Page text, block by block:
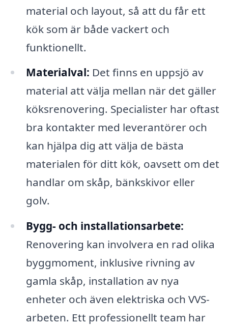
material och layout, så att du får ett
kök som är både vackert och
funktionellt.
Materialval: Det finns en uppsjö av
material att välja mellan när det gäller
köksrenovering. Specialister har oftast
bra kontakter med leverantörer och
kan hjälpa dig att välja de bästa
materialen för ditt kök, oavsett om det
handlar om skåp, bänkskivor eller
golv.
Bygg- och installationsarbete:
Renovering kan involvera en rad olika
byggmoment, inklusive rivning av
gamla skåp, installation av nya
enheter och även elektriska och VVS-
arbeten. Ett professionellt team har